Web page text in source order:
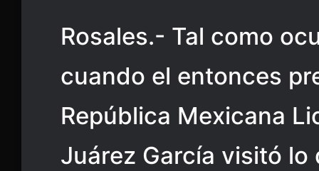
Rosales.- Tal como
cuando el entonces
República Mexicana
Juárez García visitó lo